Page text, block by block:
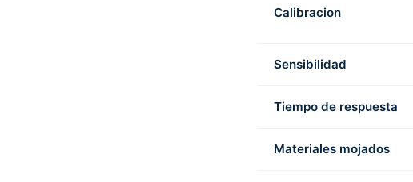
Calibracion
Sensibilidad
Tiempo de respuesta
Materiales mojados